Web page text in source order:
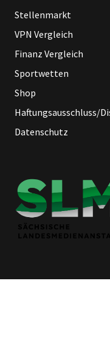
Stellenmarkt
VPN Vergleich
Finanz Vergleich
Sportwetten
Shop
Haftungsausschluss/
Datenschutz